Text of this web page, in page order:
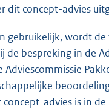
dit concept-advies
gebruikelijk, wordt de
de bespreking in de
Adviescommissie
advies is in